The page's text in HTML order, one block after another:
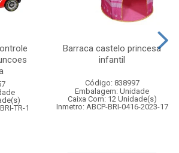
TR-1
Barraca castelo princesa
infantil
Código: 838997
Embalagem: Unidade
Caixa Com: 12 Unidade(s)
Inmetro: ABCP-BRI-0416-2023-17